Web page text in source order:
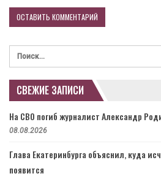
СВЕЖИЕ ЗАПИСИ
На СВО погиб журналист Александр
08.08.2026
Глава Екатеринбурга объяснил, куда
появится